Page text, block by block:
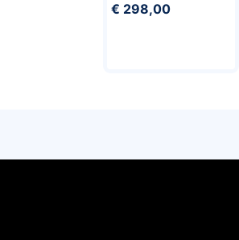
€ 298,00